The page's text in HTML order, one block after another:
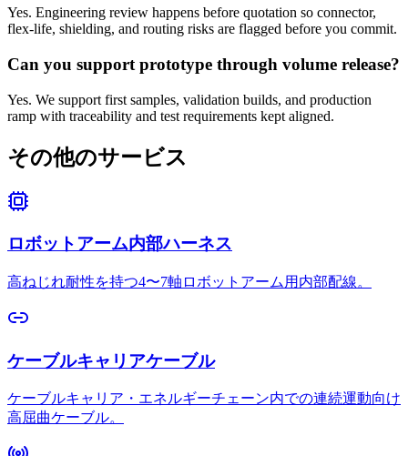
Yes. Engineering review happens before quotation so connector,
flex-life, shielding, and routing risks are flagged before you commit.
Can you support prototype through volume release?
Yes. We support first samples, validation builds, and production
ramp with traceability and test requirements kept aligned.
その他のサービス
ロボットアーム内部ハーネス
高ねじれ耐性を持つ4〜7軸ロボットアーム用内部配線。
ケーブルキャリアケーブル
ケーブルキャリア・エネルギーチェーン内での連続運動向け
高屈曲ケーブル。